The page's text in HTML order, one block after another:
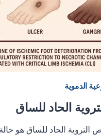
لكل
حالة
الدموية
الحاد للساق
التروية الحاد للساق هو